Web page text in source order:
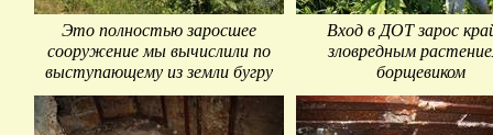
Это полностью заросшее
сооружение мы вычислили по
выступающему из земли бугру
Вход в ДОТ зарос
зловредным
борщевиком